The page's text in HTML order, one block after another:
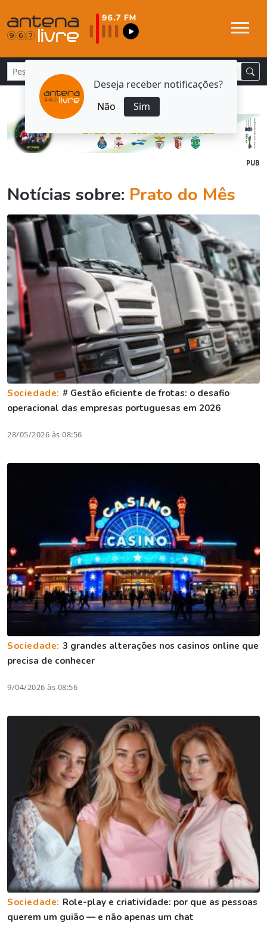
Deseja receber notificações?
Não
Sim
PUB
Notícias sobre: Prato do Mês
Sociedade: # Gestão eficiente de frotas: o desafio
operacional das empresas portuguesas em 2026
28/05/2026 às 08:56
Sociedade: 3 grandes alterações nos casinos online que
precisa de conhecer
9/04/2026 às 08:56
Sociedade: Role-play e criatividade: por que as pessoas
querem um guião — e não apenas um chat